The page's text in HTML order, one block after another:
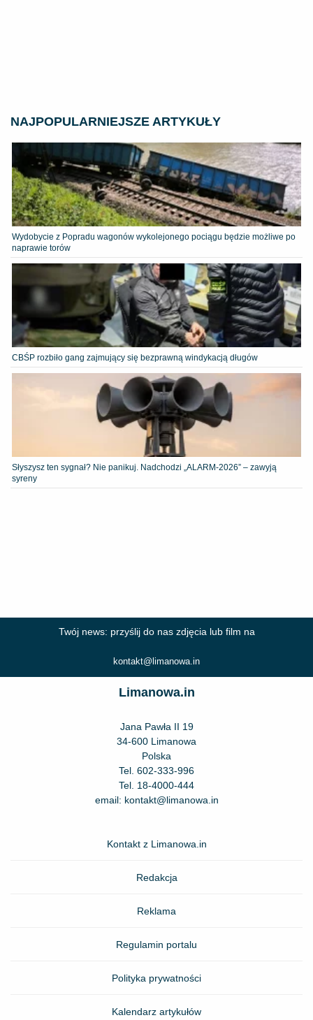
NAJPOPULARNIEJSZE ARTYKUŁY
Wydobycie z Popradu wagonów wykolejonego pociągu będzie możliwe po
naprawie torów
CBŚP rozbiło gang zajmujący się bezprawną windykacją długów
Słyszysz ten sygnał? Nie panikuj. Nadchodzi „ALARM-2026” – zawyją
syreny
Twój news: przyślij do nas zdjęcia lub film na
kontakt@limanowa.in
Limanowa.in
Jana Pawła II 19
34-600 Limanowa
Polska
Tel. 602-333-996
Tel. 18-4000-444
email: kontakt@limanowa.in
Kontakt z Limanowa.in
Redakcja
Reklama
Regulamin portalu
Polityka prywatności
Kalendarz artykułów